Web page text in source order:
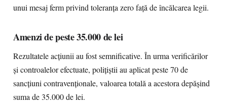
unui mesaj ferm privind toleranța zero față de încălcarea legii.
Amenzi de peste 35.000 de lei
Rezultatele acțiunii au fost semnificative. În urma verificărilor
și controalelor efectuate, polițiștii au aplicat peste 70 de
sancțiuni contravenționale, valoarea totală a acestora depășind
suma de 35.000 de lei.